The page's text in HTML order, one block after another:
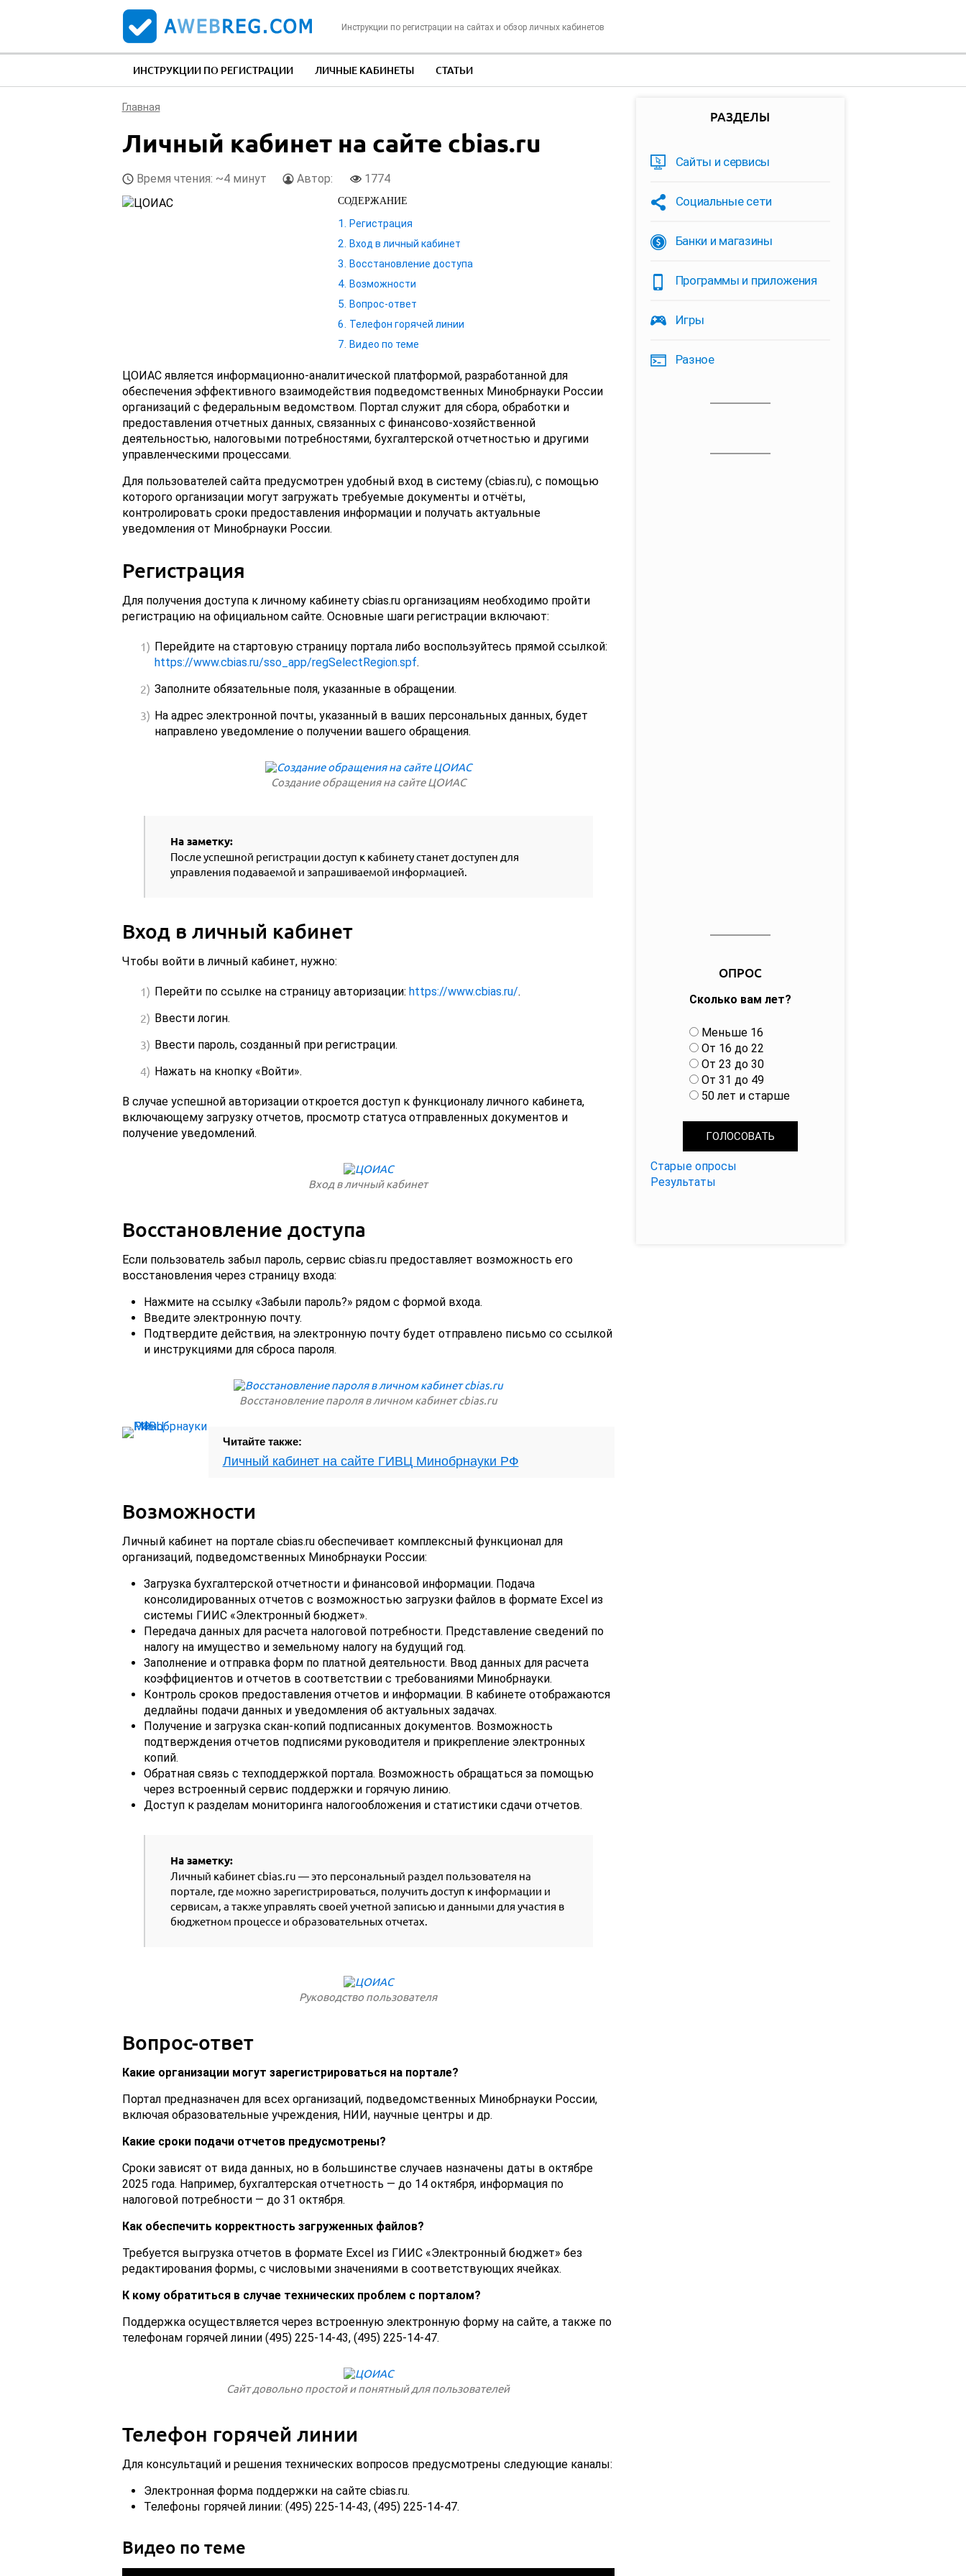
Инструкции по регистрации на сайтах и обзор личных кабинетов
ИНСТРУКЦИИ ПО РЕГИСТРАЦИИ ЛИЧНЫЕ КАБИНЕТЫ СТАТЬИ
Главная
Личный кабинет на сайте cbias.ru
Время чтения: ~4 минут Автор: 1774
СОДЕРЖАНИЕ
Регистрация
Вход в личный кабинет
Восстановление доступа
Возможности
Вопрос-ответ
Телефон горячей линии
Видео по теме
ЦОИАС является информационно-аналитической платформой, разработанной для
обеспечения эффективного взаимодействия подведомственных Минобрнауки России
организаций с федеральным ведомством. Портал служит для сбора, обработки и
предоставления отчетных данных, связанных с финансово-хозяйственной
деятельностью, налоговыми потребностями, бухгалтерской отчетностью и другими
управленческими процессами.
Для пользователей сайта предусмотрен удобный вход в систему (cbias.ru), с помощью
которого организации могут загружать требуемые документы и отчёты,
контролировать сроки предоставления информации и получать актуальные
уведомления от Минобрнауки России.
Регистрация
Для получения доступа к личному кабинету cbias.ru организациям необходимо пройти
регистрацию на официальном сайте. Основные шаги регистрации включают:
Перейдите на стартовую страницу портала либо воспользуйтесь прямой ссылкой:
https://www.cbias.ru/sso_app/regSelectRegion.spf.
Заполните обязательные поля, указанные в обращении.
На адрес электронной почты, указанный в ваших персональных данных, будет
направлено уведомление о получении вашего обращения.
Создание обращения на сайте ЦОИАС
На заметку:
После успешной регистрации доступ к кабинету станет доступен для
управления подаваемой и запрашиваемой информацией.
Вход в личный кабинет
Чтобы войти в личный кабинет, нужно:
Перейти по ссылке на страницу авторизации: https://www.cbias.ru/.
Ввести логин.
Ввести пароль, созданный при регистрации.
Нажать на кнопку «Войти».
В случае успешной авторизации откроется доступ к функционалу личного кабинета,
включающему загрузку отчетов, просмотр статуса отправленных документов и
получение уведомлений.
Вход в личный кабинет
Восстановление доступа
Если пользователь забыл пароль, сервис cbias.ru предоставляет возможность его
восстановления через страницу входа:
Нажмите на ссылку «Забыли пароль?» рядом с формой входа.
Введите электронную почту.
Подтвердите действия, на электронную почту будет отправлено письмо со ссылкой
и инструкциями для сброса пароля.
Восстановление пароля в личном кабинет cbias.ru
Читайте также:
Личный кабинет на сайте ГИВЦ Минобрнауки РФ
Возможности
Личный кабинет на портале cbias.ru обеспечивает комплексный функционал для
организаций, подведомственных Минобрнауки России:
Загрузка бухгалтерской отчетности и финансовой информации. Подача
консолидированных отчетов с возможностью загрузки файлов в формате Excel из
системы ГИИС «Электронный бюджет».
Передача данных для расчета налоговой потребности. Представление сведений по
налогу на имущество и земельному налогу на будущий год.
Заполнение и отправка форм по платной деятельности. Ввод данных для расчета
коэффициентов и отчетов в соответствии с требованиями Минобрнауки.
Контроль сроков предоставления отчетов и информации. В кабинете отображаются
дедлайны подачи данных и уведомления об актуальных задачах.
Получение и загрузка скан-копий подписанных документов. Возможность
подтверждения отчетов подписями руководителя и прикрепление электронных
копий.
Обратная связь с техподдержкой портала. Возможность обращаться за помощью
через встроенный сервис поддержки и горячую линию.
Доступ к разделам мониторинга налогообложения и статистики сдачи отчетов.
На заметку:
Личный кабинет cbias.ru — это персональный раздел пользователя на
портале, где можно зарегистрироваться, получить доступ к информации и
сервисам, а также управлять своей учетной записью и данными для участия в
бюджетном процессе и образовательных отчетах.
Руководство пользователя
Вопрос-ответ
Какие организации могут зарегистрироваться на портале?
Портал предназначен для всех организаций, подведомственных Минобрнауки России,
включая образовательные учреждения, НИИ, научные центры и др.
Какие сроки подачи отчетов предусмотрены?
Сроки зависят от вида данных, но в большинстве случаев назначены даты в октябре
2025 года. Например, бухгалтерская отчетность — до 14 октября, информация по
налоговой потребности — до 31 октября.
Как обеспечить корректность загруженных файлов?
Требуется выгрузка отчетов в формате Excel из ГИИС «Электронный бюджет» без
редактирования формы, с числовыми значениями в соответствующих ячейках.
К кому обратиться в случае технических проблем с порталом?
Поддержка осуществляется через встроенную электронную форму на сайте, а также по
телефонам горячей линии (495) 225-14-43, (495) 225-14-47.
Сайт довольно простой и понятный для пользователей
Телефон горячей линии
Для консультаций и решения технических вопросов предусмотрены следующие каналы:
Электронная форма поддержки на сайте cbias.ru.
Телефоны горячей линии: (495) 225-14-43, (495) 225-14-47.
Видео по теме
РАЗДЕЛЫ
Сайты и сервисы
Социальные сети
Банки и магазины
Программы и приложения
Игры
Разное
ОПРОС
Сколько вам лет?
В
а
р
и
а
Меньше 16
От 16 до 22
От 23 до 30
От 31 до 49
50 лет и старше
Старые опросы
Результаты